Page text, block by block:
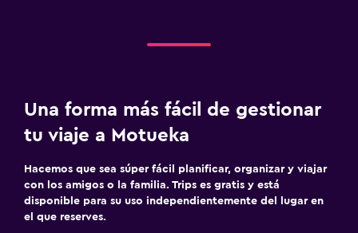
Una forma más fácil de gestionar
tu viaje a Motueka
Hacemos que sea súper fácil planificar, organizar y viajar
con los amigos o la familia. Trips es gratis y está
disponible para su uso independientemente del lugar en
el que reserves.